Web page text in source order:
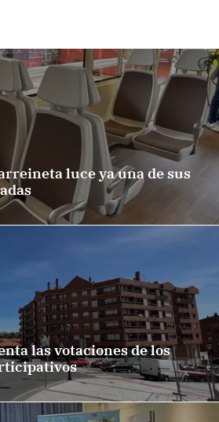
luce ya una de sus
las votaciones de los